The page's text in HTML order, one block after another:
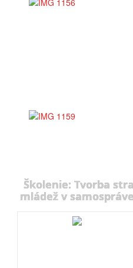
Školenie: Tvorba
mládež v